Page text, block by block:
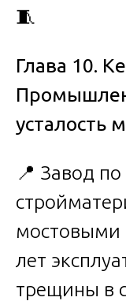
🧵
Глава 10.
усталость
📍 Завод
мостовыми
лет
трещины в